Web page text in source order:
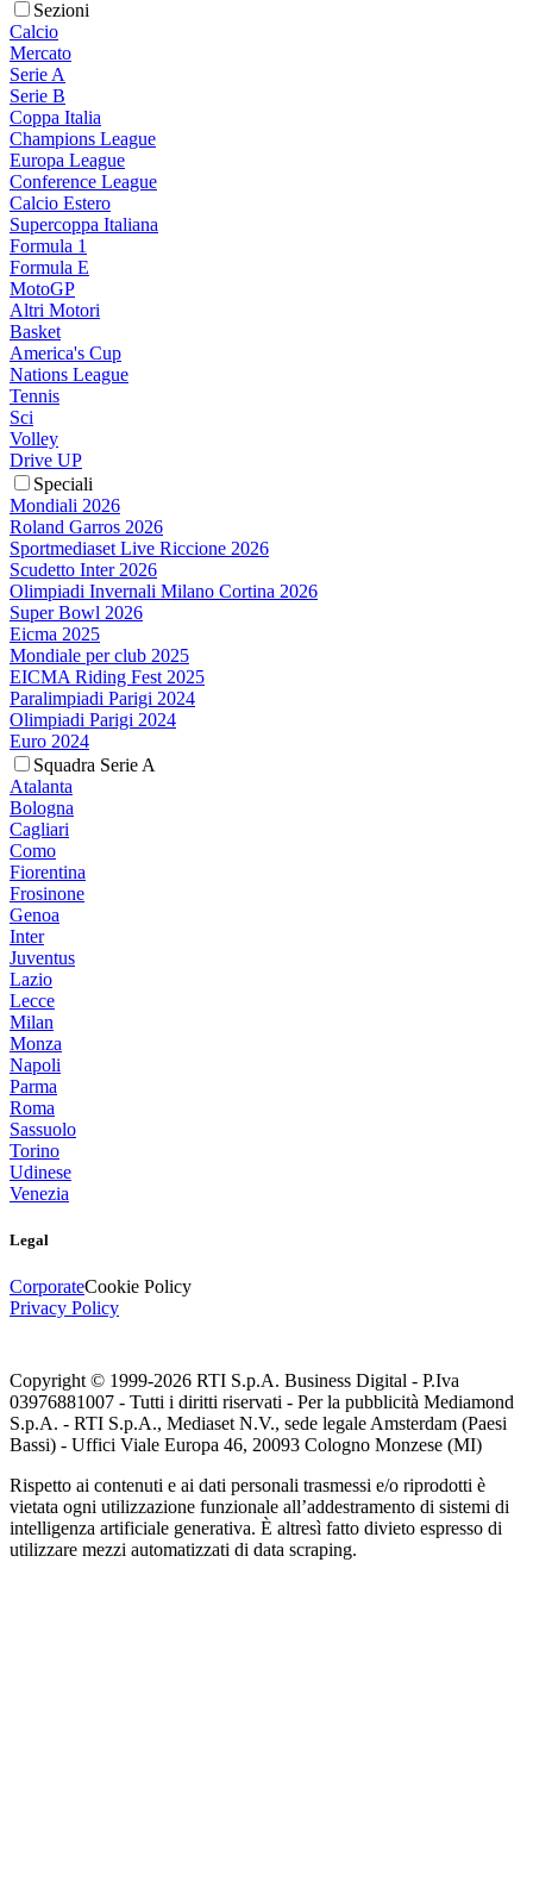
Sezioni
Calcio
Mercato
Serie A
Serie B
Coppa Italia
Champions League
Europa League
Conference League
Calcio Estero
Supercoppa Italiana
Formula 1
Formula E
MotoGP
Altri Motori
Basket
America's Cup
Nations League
Tennis
Sci
Volley
Drive UP
Speciali
Mondiali 2026
Roland Garros 2026
Sportmediaset Live Riccione 2026
Scudetto Inter 2026
Olimpiadi Invernali Milano Cortina 2026
Super Bowl 2026
Eicma 2025
Mondiale per club 2025
EICMA Riding Fest 2025
Paralimpiadi Parigi 2024
Olimpiadi Parigi 2024
Euro 2024
Squadra Serie A
Atalanta
Bologna
Cagliari
Como
Fiorentina
Frosinone
Genoa
Inter
Juventus
Lazio
Lecce
Milan
Monza
Napoli
Parma
Roma
Sassuolo
Torino
Udinese
Venezia
Legal
CorporateCookie Policy
Privacy Policy
Copyright © 1999-2026 RTI S.p.A. Business Digital - P.Iva
03976881007 - Tutti i diritti riservati - Per la pubblicità Mediamond
S.p.A. - RTI S.p.A., Mediaset N.V., sede legale Amsterdam (Paesi
Bassi) - Uffici Viale Europa 46, 20093 Cologno Monzese (MI)
Rispetto ai contenuti e ai dati personali trasmessi e/o riprodotti è
vietata ogni utilizzazione funzionale all’addestramento di sistemi di
intelligenza artificiale generativa. È altresì fatto divieto espresso di
utilizzare mezzi automatizzati di data scraping.